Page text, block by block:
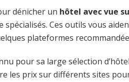
dénicher un hôtel avec vue
spécialisés. Ces outils vous
plateformes
pour sa large sélection
les prix sur différents sites